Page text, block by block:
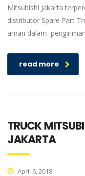
Mitsubishi Jakarta
distributor Spare Part
aman dalam
read more
TRUCK
JAKARTA
April 6, 2018